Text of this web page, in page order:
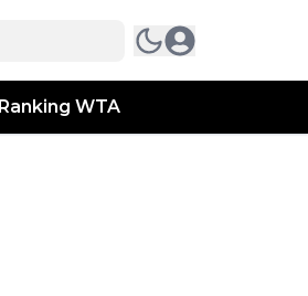
Ranking WTA